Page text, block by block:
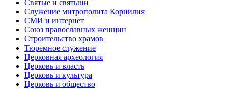
Святые и святыни
Служение митрополита Корнилия
СМИ и интернет
Союз православных женщин
Строительство храмов
Тюремное служение
Церковная археология
Церковь и власть
Церковь и культура
Церковь и общество